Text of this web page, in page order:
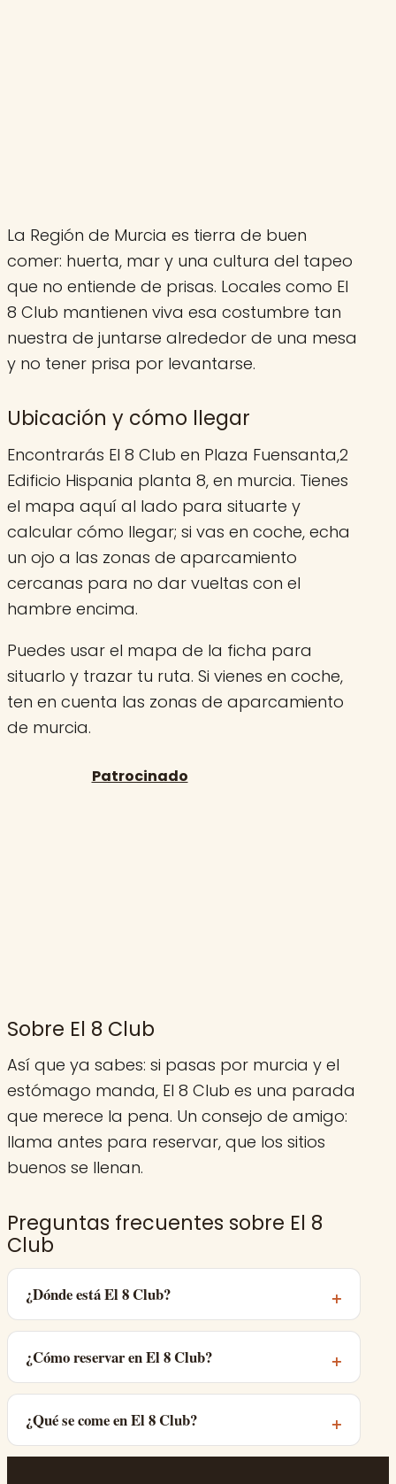
La Región de Murcia es tierra de buen
comer: huerta, mar y una cultura del tapeo
que no entiende de prisas. Locales como El
8 Club mantienen viva esa costumbre tan
nuestra de juntarse alrededor de una mesa
y no tener prisa por levantarse.
Ubicación y cómo llegar
Encontrarás El 8 Club en Plaza Fuensanta,2
Edificio Hispania planta 8, en murcia. Tienes
el mapa aquí al lado para situarte y
calcular cómo llegar; si vas en coche, echa
un ojo a las zonas de aparcamiento
cercanas para no dar vueltas con el
hambre encima.
Puedes usar el mapa de la ficha para
situarlo y trazar tu ruta. Si vienes en coche,
ten en cuenta las zonas de aparcamiento
de murcia.
Sobre El 8 Club
Así que ya sabes: si pasas por murcia y el
estómago manda, El 8 Club es una parada
que merece la pena. Un consejo de amigo:
llama antes para reservar, que los sitios
buenos se llenan.
Preguntas frecuentes sobre El 8
Club
¿Dónde está El 8 Club?
¿Cómo reservar en El 8 Club?
¿Qué se come en El 8 Club?